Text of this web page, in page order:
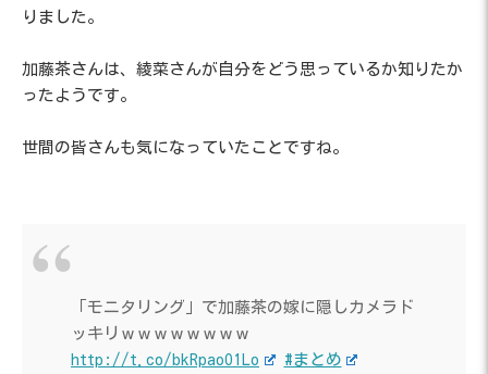
りました。
加藤茶さんは、綾菜さんが自分をどう思っているか知りたか
ったようです。
世間の皆さんも気になっていたことですね。
「モニタリング」で加藤茶の嫁に隠しカメラド
ッキリｗｗｗｗｗｗｗｗ
http://t.co/bkRpaoO1Lo
#まとめ